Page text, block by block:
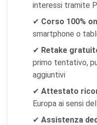
interessi tramite
✔ Corso 100%
smartphone o
✔ Retake
primo tentativo,
aggiuntivi
✔ Attestato
Europa ai sensi
✔ Assistenza